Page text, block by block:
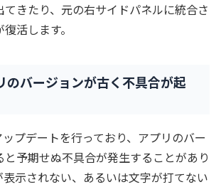
てきたり、元の右サイドパネルに統合さ
活します。
バージョンが古く不具合が起
プデートを行っており、アプリのバー
予期せぬ不具合が発生することがあり
表示されない、あるいは文字が打てない